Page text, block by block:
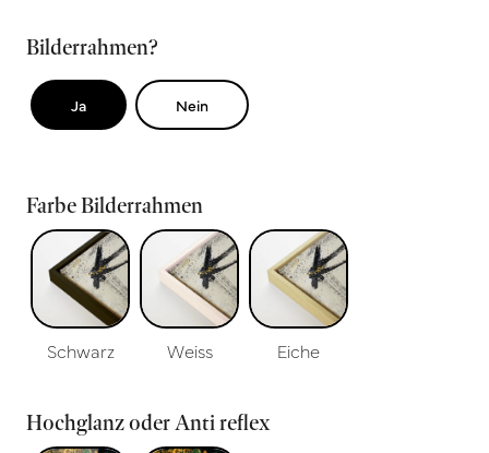
Bilderrahmen?
Ja Nein
Farbe Bilderrahmen
Schwarz Weiss Eiche
Hochglanz oder Anti reflex